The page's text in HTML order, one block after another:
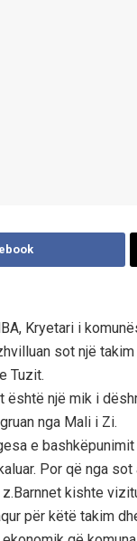
Kryetari i
sot një
Tuzit.
është një mik i
nga Mali i Zi.
e
Por që nga
kishte
për këtë takim